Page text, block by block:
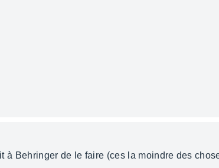
à Behringer de le faire (ces la moindre des